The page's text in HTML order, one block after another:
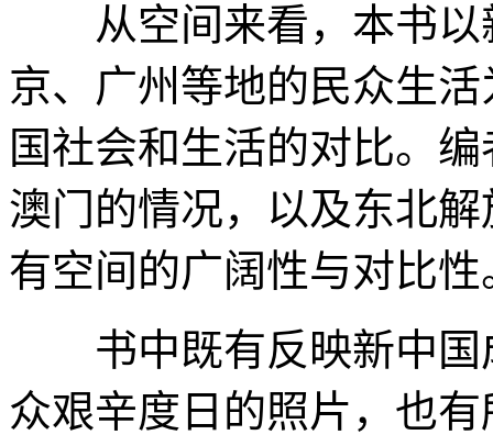
从空间来看，本书以
京、广州等地的民众生
国社会和生活的对比。
澳门的情况，以及东北
有空间的广阔性与对比性
书中既有反映新中国
众艰辛度日的照片，也